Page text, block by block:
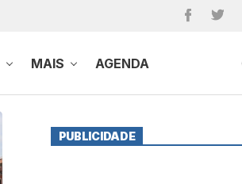
MAIS AGENDA
PUBLICIDADE